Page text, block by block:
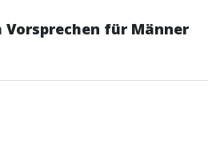
Vorsprechen für Männer